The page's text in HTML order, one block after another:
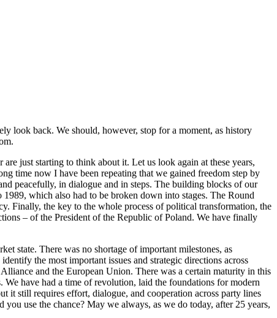
look back. We should, however, stop for a moment, as history
just starting to think about it. Let us look again at these years,
time now I have been repeating that we gained freedom step by
peacefully, in dialogue and in steps. The building blocks of our
which also had to be broken down into stages. The Round
Finally, the key to the whole process of political transformation, the
– of the President of the Republic of Poland. We have finally
state. There was no shortage of important milestones, as
the most important issues and strategic directions across
and the European Union. There was a certain maturity in this
We have had a time of revolution, laid the foundations for modern
it still requires effort, dialogue, and cooperation across party lines
use the chance? May we always, as we do today, after 25 years,